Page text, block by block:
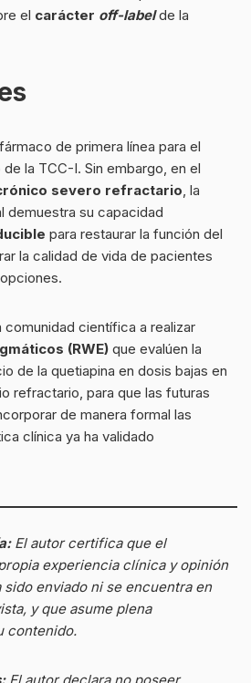
el carácter off-labelde la
de primera línea para el
la TCC-I. Sin embargo, en el
severo refractario, la
demuestra su capacidad
para restaurar la función del
la calidad de vida de pacientes
comunidad científica a realizar
(RWE) que evalúen la
de la quetiapina en dosis bajas en
refractario, para que las futuras
de manera formal las
clínica ya ha validado
El autor certifica que el
experiencia clínica y opinión
enviado ni se encuentra en
y que asume plena
contenido.